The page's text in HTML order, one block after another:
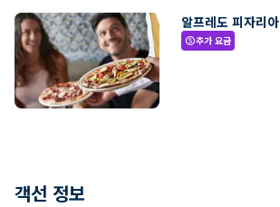
알프레도 피자리아
paid추가 요금
객선 정보